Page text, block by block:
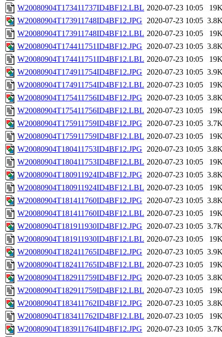
W20080904T173411737ID4BF12.LBL 2020-07-23 10:05
W20080904T173911748ID4BF12.JPG 2020-07-23 10:05
W20080904T173911748ID4BF12.LBL 2020-07-23 10:05
W20080904T174411751ID4BF12.JPG 2020-07-23 10:05
W20080904T174411751ID4BF12.LBL 2020-07-23 10:05
W20080904T174911754ID4BF12.JPG 2020-07-23 10:05
W20080904T174911754ID4BF12.LBL 2020-07-23 10:05
W20080904T175411756ID4BF12.JPG 2020-07-23 10:05
W20080904T175411756ID4BF12.LBL 2020-07-23 10:05
W20080904T175911759ID4BF12.JPG 2020-07-23 10:05
W20080904T175911759ID4BF12.LBL 2020-07-23 10:05
W20080904T180411753ID4BF12.JPG 2020-07-23 10:05
W20080904T180411753ID4BF12.LBL 2020-07-23 10:05
W20080904T180911924ID4BF12.JPG 2020-07-23 10:05
W20080904T180911924ID4BF12.LBL 2020-07-23 10:05
W20080904T181411760ID4BF12.JPG 2020-07-23 10:05
W20080904T181411760ID4BF12.LBL 2020-07-23 10:05
W20080904T181911930ID4BF12.JPG 2020-07-23 10:05
W20080904T181911930ID4BF12.LBL 2020-07-23 10:05
W20080904T182411765ID4BF12.JPG 2020-07-23 10:05
W20080904T182411765ID4BF12.LBL 2020-07-23 10:05
W20080904T182911759ID4BF12.JPG 2020-07-23 10:05
W20080904T182911759ID4BF12.LBL 2020-07-23 10:05
W20080904T183411762ID4BF12.JPG 2020-07-23 10:05
W20080904T183411762ID4BF12.LBL 2020-07-23 10:05
W20080904T183911764ID4BF12.JPG 2020-07-23 10:05